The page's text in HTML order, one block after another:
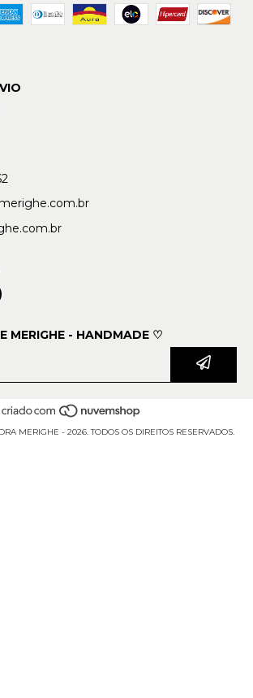
MERIGHE - HANDMADE ♡
MERIGHE - 2026. TODOS OS DIREITOS RESERVADOS.